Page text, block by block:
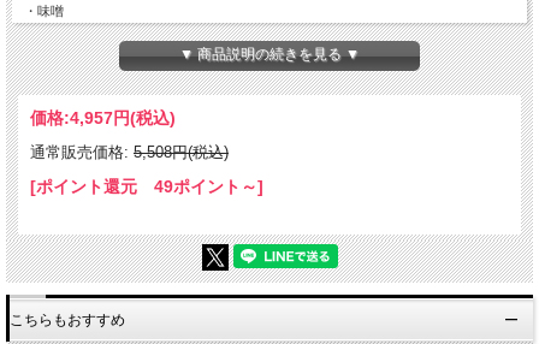
・味噌
・清酒
・砂糖
・醤油
・生姜
・加工でん粉
・（一部に大豆を含む）
【お召し上り方】
冷凍のまま沸騰したお湯に袋ごと入れ、中火で12分間湯煎してください。
製造日から12ヶ月
※解凍後及び開封後は速やかにお召し上がり下さい。
※商品の再冷凍、再加熱はおやめ下さい。
▼ 商品説明の続きを見る ▼
価格:4,957円(税込)
通常販売価格: 5,508円(税込)
[ポイント還元 49ポイント～]
こちらもおすすめ